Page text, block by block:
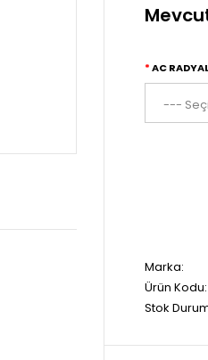
AC
Marka:
Ürün Kodu:
Stok